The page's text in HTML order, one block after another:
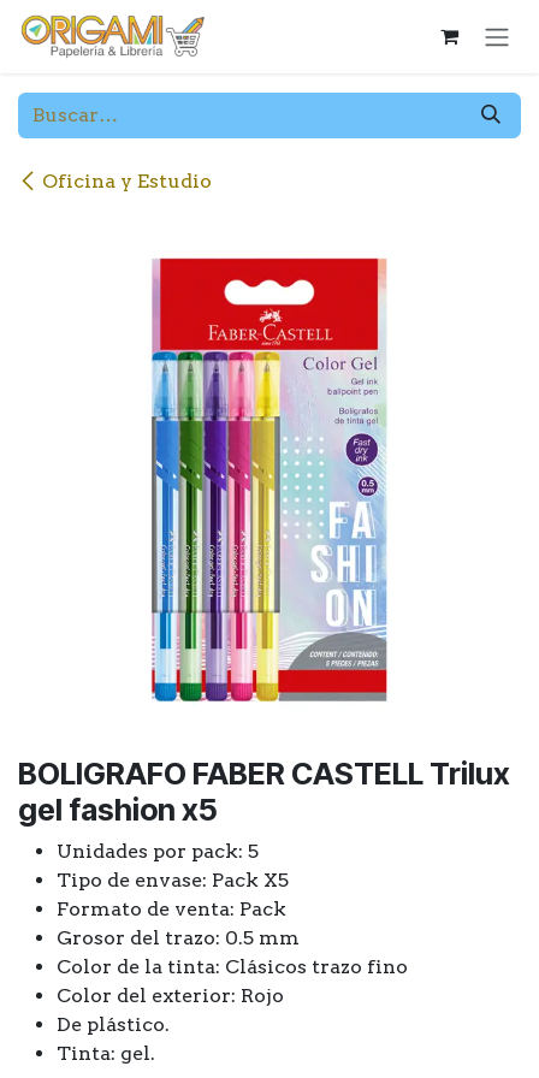
Ir al contenido
Oficina y Estudio
BOLIGRAFO FABER CASTELL Trilux
gel fashion x5
Unidades por pack: 5
Tipo de envase: Pack X5
Formato de venta: Pack
Grosor del trazo: 0.5 mm
Color de la tinta: Clásicos trazo fino
Color del exterior: Rojo
De plástico.
Tinta: gel.